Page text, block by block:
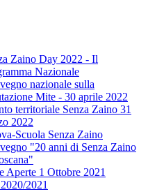
Zaino Day 2022 - Il
Nazionale
nazionale sulla
Mite - 30 aprile 2022
territoriale Senza Zaino 31
2022
Scuola Senza Zaino
"20 anni di Senza Zaino
Aperte 1 Ottobre 2021
2021